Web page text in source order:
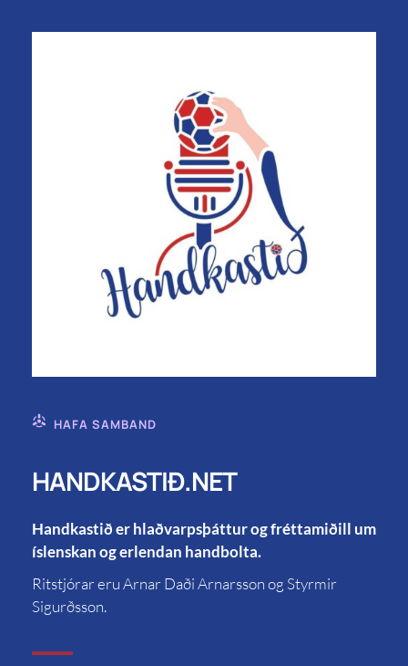
HAFA SAMBAND
HANDKASTIÐ.NET
Handkastið er hlaðvarpsþáttur og fréttamiðill um
íslenskan og erlendan handbolta.
Ritstjórar eru Arnar Daði Arnarsson og Styrmir
Sigurðsson.